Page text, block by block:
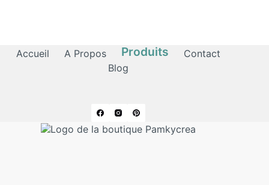
Accueil A Propos Produits
Contact
Blog